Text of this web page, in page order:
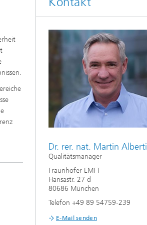
Dr. rer. nat. Martin Alberti
Qualitätsmanager
Fraunhofer EMFT
Hansastr. 27 d
80686 München
Telefon +49 89 54759-239
E-Mail senden